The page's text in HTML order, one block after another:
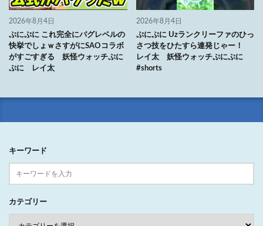
2026年8月4日
ぷにぷに これ完全にバグレベルの
快挙でしょｗさすがにSAOコラボ
がすごすぎる 妖怪ウォッチぷに
ぷに レイ太
2026年8月4日
ぷにぷに Uzランクリーファのひっ
さつ技をひたすら連発じゃー！
レイ太 妖怪ウォッチぷにぷに
#shorts
キーワード
カテゴリー